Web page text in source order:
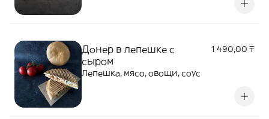
Донер в лепешке с
сыром
1 490,00 ₸
Лепешка, мясо, овощи, соус